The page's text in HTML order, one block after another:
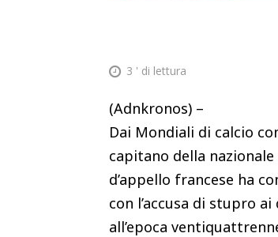
3 ' di lettura
(Adnkronos) –
Dai Mondiali di calcio
capitano della
d’appello francese ha
con l’accusa di stupro
all’epoca